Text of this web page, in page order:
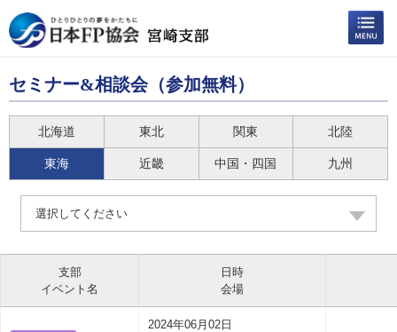
セミナー&相談会（参加無料）
北海道 東北 関東 北陸
東海 近畿 中国・四国 九州
選択してください
支部
イベント名
日時
会場
2024年06月02日